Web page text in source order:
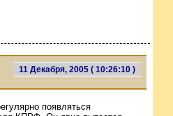
11 Декабря, 2005 ( 10:26:10 )
появляться